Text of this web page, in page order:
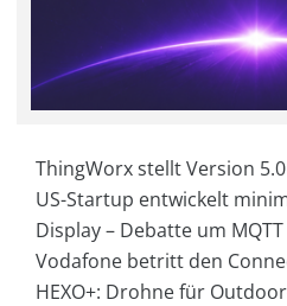
ThingWorx stellt Version
US-Startup entwickelt
Display – Debatte um
Vodafone betritt den
HEXO+: Drohne für